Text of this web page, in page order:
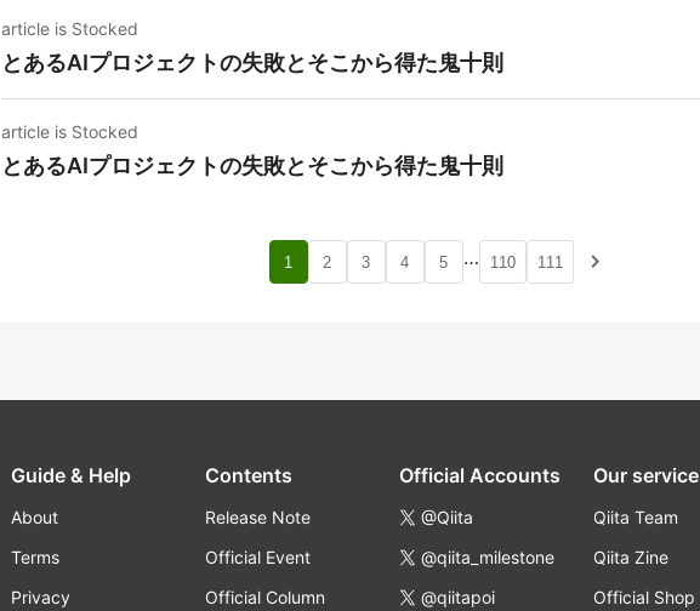
article is Stocked
とあるAIプロジェクトの失敗とそこから得た鬼十則
article is Stocked
とあるAIプロジェクトの失敗とそこから得た鬼十則
1 2 3 4 5 … 110 111 navigate_next
Guide & Help
About
Terms
Privacy
Contents
Release Note
Official Event
Official Column
Official Accounts
@Qiita
@qiita_milestone
@qiitapoi
Our service
Qiita Team
Qiita Zine
Official Shop